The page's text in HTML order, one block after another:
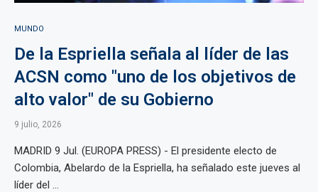
MUNDO
De la Espriella señala al líder de las
ACSN como "uno de los objetivos de
alto valor" de su Gobierno
9 julio, 2026
MADRID 9 Jul. (EUROPA PRESS) - El presidente electo de
Colombia, Abelardo de la Espriella, ha señalado este jueves al
líder del ...